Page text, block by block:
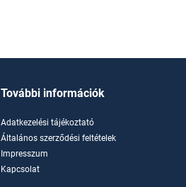
További információk
Adatkezelési tájékoztató
Általános szerződési feltételek
Impresszum
Kapcsolat